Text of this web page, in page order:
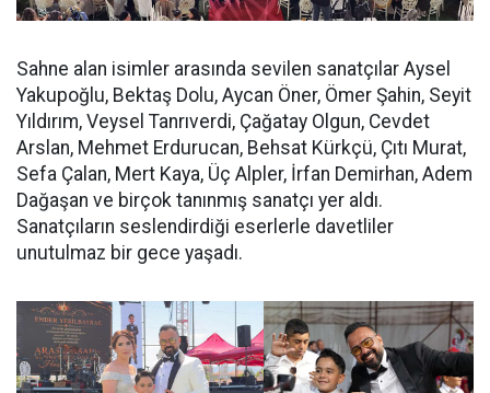
Sahne alan isimler arasında sevilen sanatçılar Aysel
Yakupoğlu, Bektaş Dolu, Aycan Öner, Ömer Şahin, Seyit
Yıldırım, Veysel Tanrıverdi, Çağatay Olgun, Cevdet
Arslan, Mehmet Erdurucan, Behsat Kürkçü, Çıtı Murat,
Sefa Çalan, Mert Kaya, Üç Alpler, İrfan Demirhan, Adem
Dağaşan ve birçok tanınmış sanatçı yer aldı.
Sanatçıların seslendirdiği eserlerle davetliler
unutulmaz bir gece yaşadı.